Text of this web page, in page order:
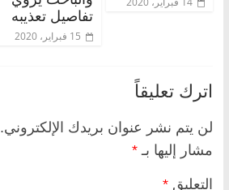
تفاصيل تعذيبه
15 فبراير، 2020
اترك تعليقاً
لن يتم نشر عنوان بريدك الإلكتروني.
مشار إليها بـ *
التعليق *